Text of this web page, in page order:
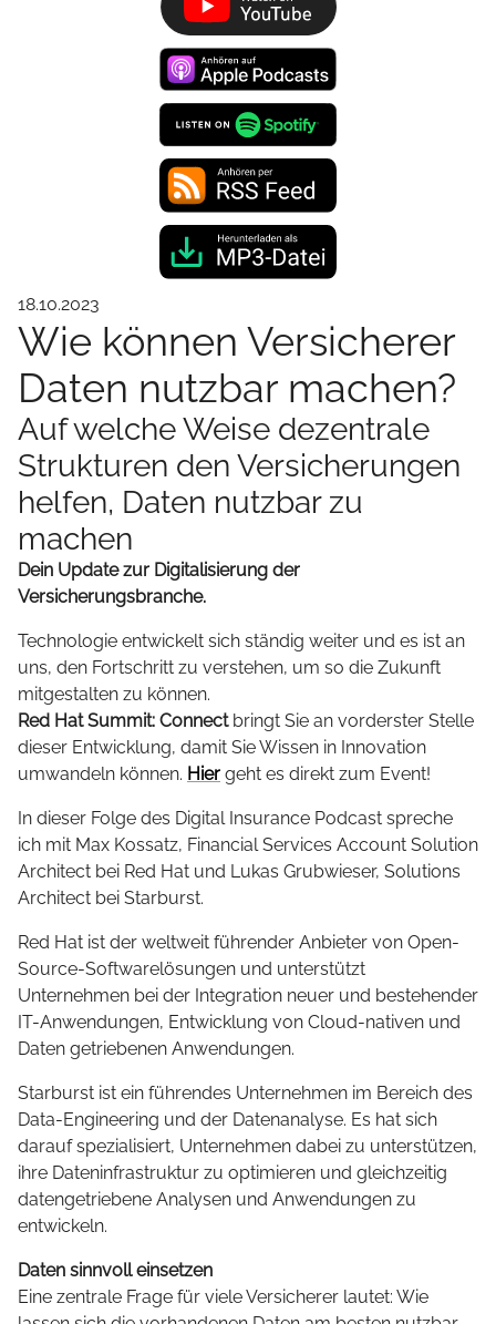
18.10.2023
Wie können Versicherer
Daten nutzbar machen?
Auf welche Weise dezentrale
Strukturen den Versicherungen
helfen, Daten nutzbar zu
machen
Dein Update zur Digitalisierung der
Versicherungsbranche.
Technologie entwickelt sich ständig weiter und es ist an
uns, den Fortschritt zu verstehen, um so die Zukunft
mitgestalten zu können.
Red Hat Summit: Connectbringt Sie an vorderster Stelle
dieser Entwicklung, damit Sie Wissen in Innovation
umwandeln können. Hier geht es direkt zum Event!
In dieser Folge des Digital Insurance Podcast spreche
ich mit Max Kossatz, Financial Services Account Solution
Architect bei Red Hat und Lukas Grubwieser, Solutions
Architect bei Starburst.
Red Hat ist der weltweit führender Anbieter von Open-
Source-Softwarelösungen und unterstützt
Unternehmen bei der Integration neuer und bestehender
IT-Anwendungen, Entwicklung von Cloud-nativen und
Daten getriebenen Anwendungen.
Starburst ist ein führendes Unternehmen im Bereich des
Data-Engineering und der Datenanalyse. Es hat sich
darauf spezialisiert, Unternehmen dabei zu unterstützen,
ihre Dateninfrastruktur zu optimieren und gleichzeitig
datengetriebene Analysen und Anwendungen zu
entwickeln.
Daten sinnvoll einsetzen
Eine zentrale Frage für viele Versicherer lautet: Wie